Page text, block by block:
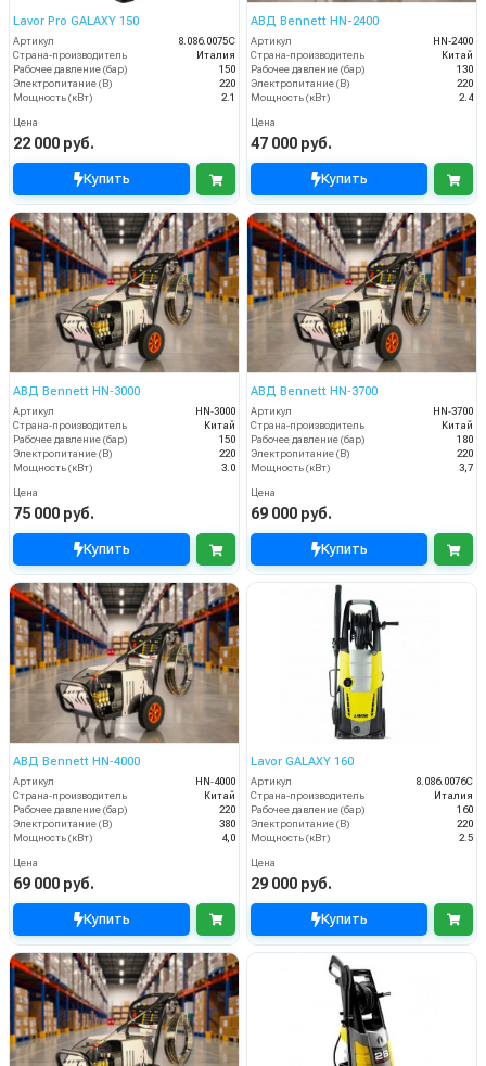
Lavor Pro GALAXY 150
Артикул
8.086.0075C
Страна-производитель
Италия
Рабочее давление (бар)
150
Электропитание (В)
220
Мощность (кВт)
2.1
Цена
22 000 руб.
Купить
АВД Bennett HN-2400
Артикул
HN-2400
Страна-производитель
Китай
Рабочее давление (бар)
130
Электропитание (В)
220
Мощность (кВт)
2.4
Цена
47 000 руб.
Купить
АВД Bennett HN‑3000
Артикул
HN‑3000
Страна-производитель
Китай
Рабочее давление (бар)
150
Электропитание (В)
220
Мощность (кВт)
3.0
Цена
75 000 руб.
Купить
АВД Bennett HN‑3700
Артикул
HN‑3700
Страна-производитель
Китай
Рабочее давление (бар)
180
Электропитание (В)
220
Мощность (кВт)
3,7
Цена
69 000 руб.
Купить
АВД Bennett HN‑4000
Артикул
HN‑4000
Страна-производитель
Китай
Рабочее давление (бар)
220
Электропитание (В)
380
Мощность (кВт)
4,0
Цена
69 000 руб.
Купить
Lavor GALAXY 160
Артикул
8.086.0076C
Страна-производитель
Италия
Рабочее давление (бар)
160
Электропитание (В)
220
Мощность (кВт)
2.5
Цена
29 000 руб.
Купить